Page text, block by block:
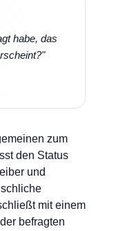
habe, das
zum
den Status
und
mit einem
befragten